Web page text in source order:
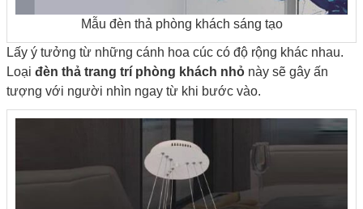
Mẫu đèn thả phòng khách sáng tạo
Lấy ý tưởng từ những cánh hoa cúc có độ rộng khác nhau.
Loại đèn thả trang trí phòng khách nhỏ này sẽ gây ấn
tượng với người nhìn ngay từ khi bước vào.